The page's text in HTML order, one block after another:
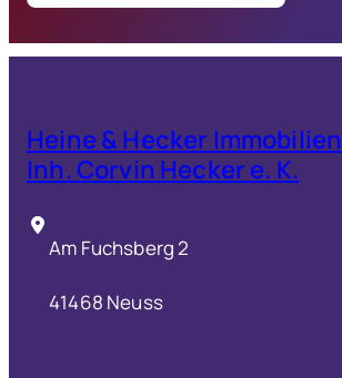
Heine & Hecker Immobilien
Inh. Corvin Hecker e. K.
Am Fuchsberg 2
41468 Neuss